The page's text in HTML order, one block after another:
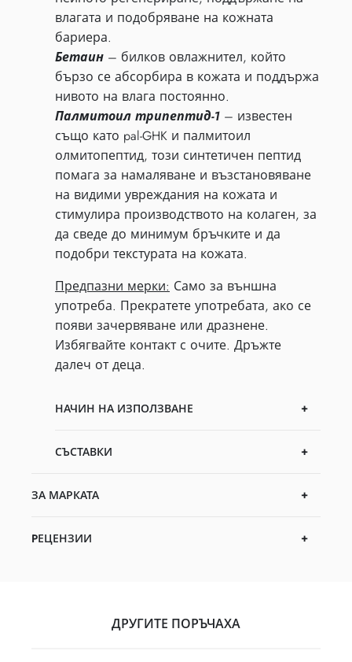
влагата и подобряване на кожната
бариера.
Бетаин – билков овлажнител, който
бързо се абсорбира в кожата и поддържа
нивото на влага постоянно.
Палмитоил трипептид-1 – известен
също като pal-GHK и палмитоил
олмитопептид, този синтетичен пептид
помага за намаляване и възстановяване
на видими увреждания на кожата и
стимулира производството на колаген, за
да сведе до минимум бръчките и да
подобри текстурата на кожата.
Предпазни мерки: Само за външна
употреба. Прекратете употребата, ако се
появи зачервяване или дразнене.
Избягвайте контакт с очите. Дръжте
далеч от деца.
НАЧИН НА ИЗПОЛЗВАНЕ
СЪСТАВКИ
ЗА МАРКАТА
PЕЦЕНЗИИ
ДРУГИТЕ ПОРЪЧАХА